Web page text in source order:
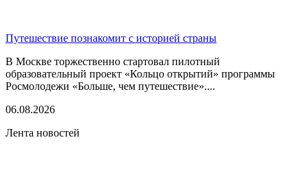
Путешествие познакомит с историей страны
В Москве торжественно стартовал пилотный
образовательный проект «Кольцо открытий» программы
Росмолодежи «Больше, чем путешествие»....
06.08.2026
Лента новостей